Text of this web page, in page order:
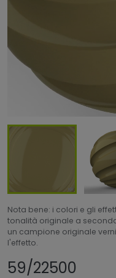
Nota bene: i colori e gli
tonalità originale a
un campione originale
l'effetto.
59/22500